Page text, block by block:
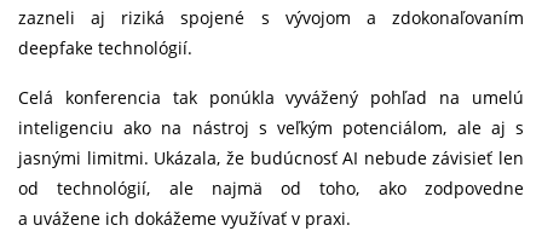
zazneli aj riziká spojené s vývojom a zdokonaľovaním
deepfake technológií.
Celá konferencia tak ponúkla vyvážený pohľad na umelú
inteligenciu ako na nástroj s veľkým potenciálom, ale aj s
jasnými limitmi. Ukázala, že budúcnosť AI nebude závisieť len
od technológií, ale najmä od toho, ako zodpovedne
a uvážene ich dokážeme využívať v praxi.